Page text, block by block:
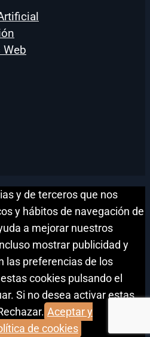
y de terceros que nos
y hábitos de navegación de
a mejorar nuestros
mostrar publicidad y
las preferencias de los
cookies pulsando el
Si no desea activar estas
Aceptar y
de cookies